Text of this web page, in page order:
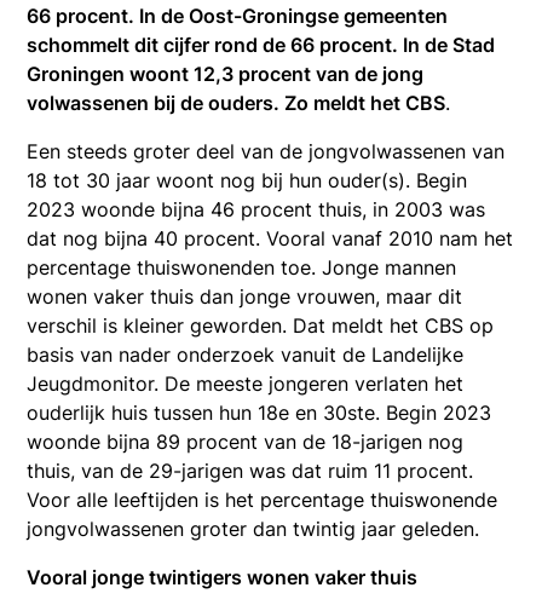
66 procent. In de Oost-Groningse gemeenten
schommelt dit cijfer rond de 66 procent. In de Stad
Groningen woont 12,3 procent van de jong
volwassenen bij de ouders. Zo meldt het CBS.
Een steeds groter deel van de jongvolwassenen van
18 tot 30 jaar woont nog bij hun ouder(s). Begin
2023 woonde bijna 46 procent thuis, in 2003 was
dat nog bijna 40 procent. Vooral vanaf 2010 nam het
percentage thuiswonenden toe. Jonge mannen
wonen vaker thuis dan jonge vrouwen, maar dit
verschil is kleiner geworden. Dat meldt het CBS op
basis van nader onderzoek vanuit de Landelijke
Jeugdmonitor. De meeste jongeren verlaten het
ouderlijk huis tussen hun 18e en 30ste. Begin 2023
woonde bijna 89 procent van de 18-jarigen nog
thuis, van de 29-jarigen was dat ruim 11 procent.
Voor alle leeftijden is het percentage thuiswonende
jongvolwassenen groter dan twintig jaar geleden.
Vooral jonge twintigers wonen vaker thuis